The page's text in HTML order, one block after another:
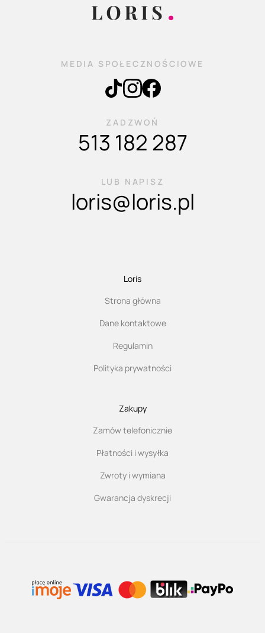
MEDIA SPOŁECZNOŚCIOWE
ZADZWOŃ
513 182 287
LUB NAPISZ
loris@loris.pl
Loris
Strona główna
Dane kontaktowe
Regulamin
Polityka prywatności
Zakupy
Zamów telefonicznie
Płatności i wysyłka
Zwroty i wymiana
Gwarancja dyskrecji